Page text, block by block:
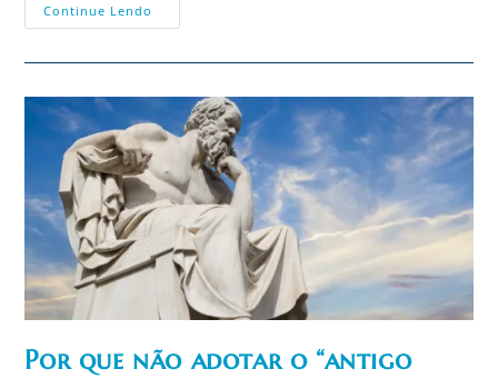
Continue Lendo
A
Século
XXI?
Por que não adotar o “antigo